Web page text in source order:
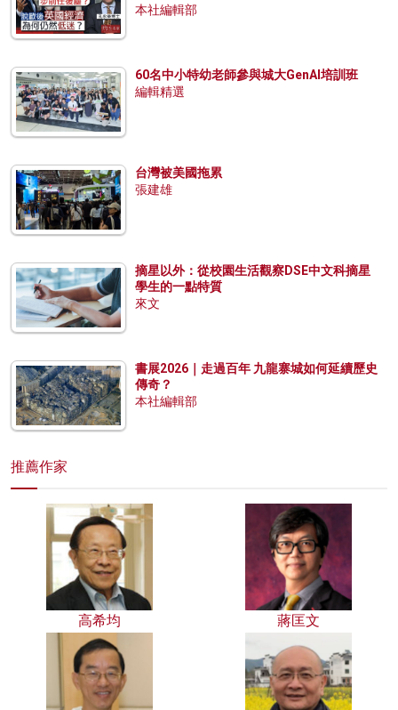
本社編輯部
60名中小特幼老師參與城大GenAI培訓班
編輯精選
台灣被美國拖累
張建雄
摘星以外：從校園生活觀察DSE中文科摘星
學生的一點特質
來文
書展2026｜走過百年 九龍寨城如何延續歷史
傳奇？
本社編輯部
推薦作家
高希均 蔣匡文